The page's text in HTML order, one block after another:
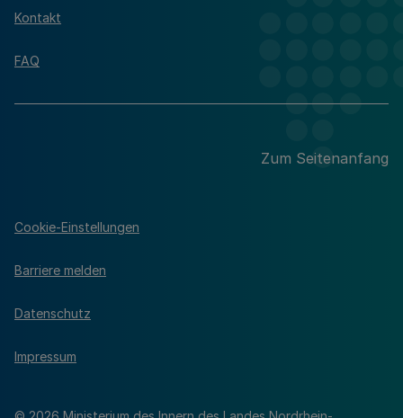
Kontakt
FAQ
Zum Seitenanfang
Cookie-Einstellungen
Barriere melden
Datenschutz
Impressum